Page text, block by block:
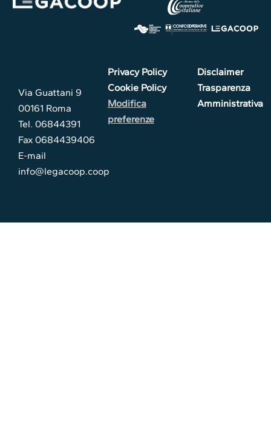
Via Guattani 9
00161 Roma
Tel. 06844391
Fax 0684439406
E-mail
info@legacoop.coop
Privacy Policy
Cookie Policy
Modifica
preferenze
Disclaimer
Trasparenza
Amministrativa